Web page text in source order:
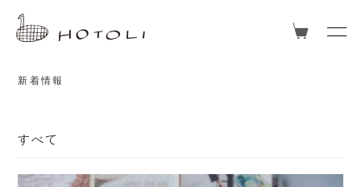
新着情報
すべて